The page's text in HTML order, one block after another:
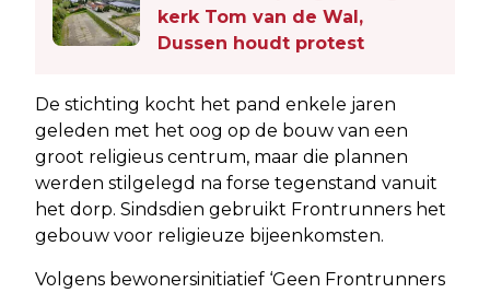
kerk Tom van de Wal,
Dussen houdt protest
De stichting kocht het pand enkele jaren
geleden met het oog op de bouw van een
groot religieus centrum, maar die plannen
werden stilgelegd na forse tegenstand vanuit
het dorp. Sindsdien gebruikt Frontrunners het
gebouw voor religieuze bijeenkomsten.
Volgens bewonersinitiatief ‘Geen Frontrunners